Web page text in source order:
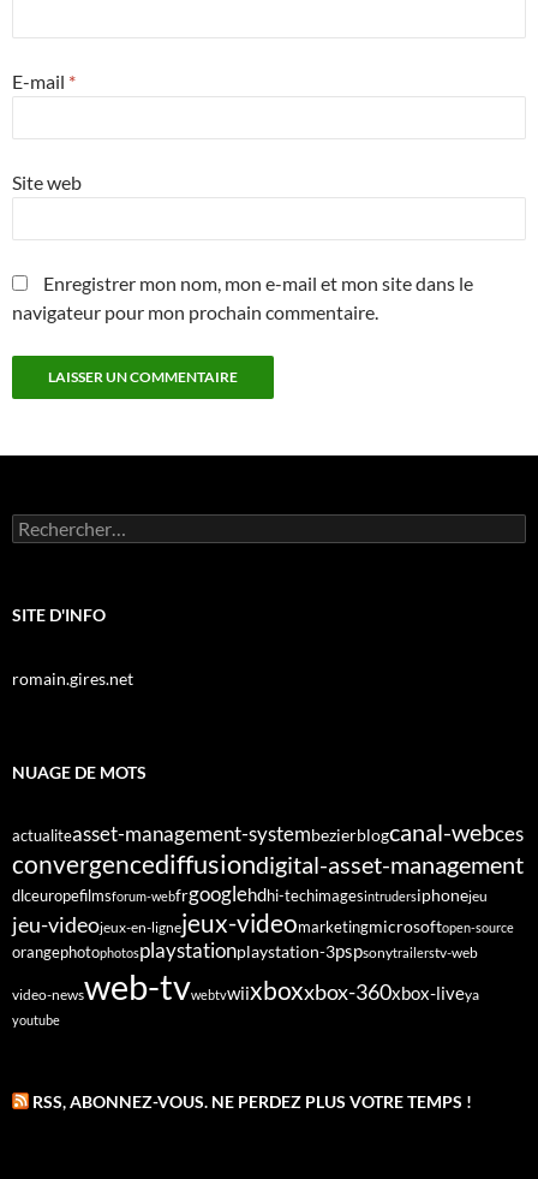
E-mail *
Site web
Enregistrer mon nom, mon e-mail et mon site dans le
navigateur pour mon prochain commentaire.
Rechercher :
SITE D'INFO
romain.gires.net
NUAGE DE MOTS
actualiteasset-management-systembezierblogcanal-webces
convergencediffusiondigital-asset-management
dlceuropefilmsforum-webfrgooglehdhi-techimagesintrudersiphonejeu
jeu-videojeux-en-lignejeux-videomarketingmicrosoftopen-source
orangephotophotosplaystationplaystation-3pspsonytrailerstv-web
video-newsweb-tvwebtvwiixboxxbox-360xbox-liveya
youtube
RSS, ABONNEZ-VOUS. NE PERDEZ PLUS VOTRE TEMPS !